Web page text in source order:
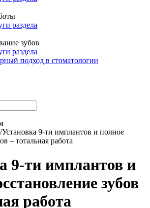
раздела
зубов
раздела
подход в стоматологии
/Установка 9-ти имплантов и полное
– тотальная работа
9-ти имплантов и
зубов
работа